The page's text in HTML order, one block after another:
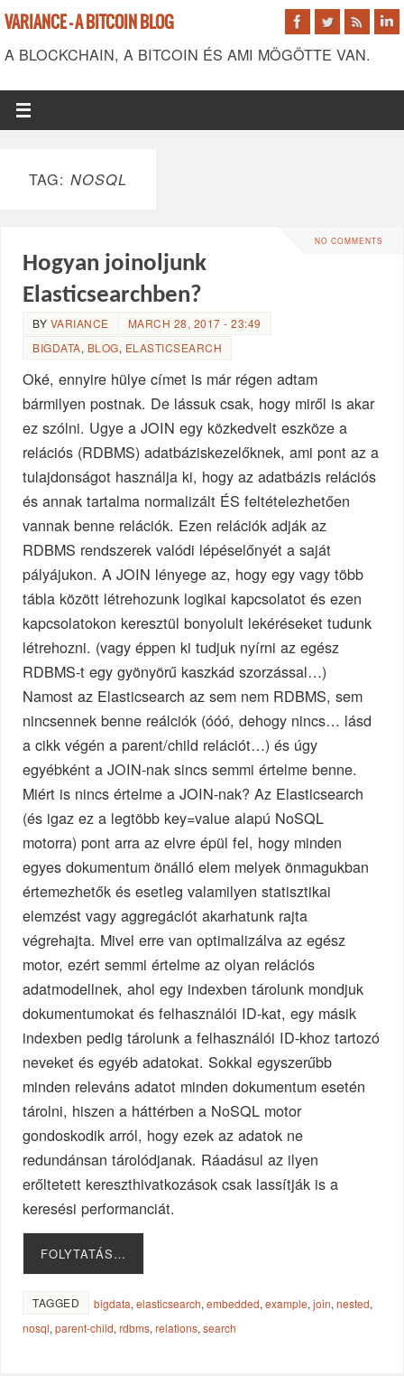
VARIANCE - A BITCOIN BLOG
A BLOCKCHAIN, A BITCOIN ÉS AMI MÖGÖTTE VAN.
TAG: NOSQL
NO COMMENTS
Hogyan joinoljunk
Elasticsearchben?
BY VARIANCE
MARCH 28, 2017 - 23:49
BIGDATA, BLOG, ELASTICSEARCH
Oké, ennyire hülye címet is már régen adtam
bármilyen postnak. De lássuk csak, hogy miről is akar
ez szólni. Ugye a JOIN egy közkedvelt eszköze a
relációs (RDBMS) adatbáziskezelőknek, ami pont az a
tulajdonságot használja ki, hogy az adatbázis relációs
és annak tartalma normalizált ÉS feltételezhetően
vannak benne relációk. Ezen relációk adják az
RDBMS rendszerek valódi lépéselőnyét a saját
pályájukon. A JOIN lényege az, hogy egy vagy több
tábla között létrehozunk logikai kapcsolatot és ezen
kapcsolatokon keresztül bonyolult lekéréseket tudunk
létrehozni. (vagy éppen ki tudjuk nyírni az egész
RDBMS-t egy gyönyörű kaszkád szorzással…)
Namost az Elasticsearch az sem nem RDBMS, sem
nincsennek benne reálciók (óóó, dehogy nincs… lásd
a cikk végén a parent/child relációt…) és úgy
egyébként a JOIN-nak sincs semmi értelme benne.
Miért is nincs értelme a JOIN-nak? Az Elasticsearch
(és igaz ez a legtöbb key=value alapú NoSQL
motorra) pont arra az elvre épül fel, hogy minden
egyes dokumentum önálló elem melyek önmagukban
értemezhetők és esetleg valamilyen statisztikai
elemzést vagy aggregációt akarhatunk rajta
végrehajta. Mivel erre van optimalizálva az egész
motor, ezért semmi értelme az olyan relációs
adatmodellnek, ahol egy indexben tárolunk mondjuk
dokumentumokat és felhasználói ID-kat, egy másik
indexben pedig tárolunk a felhasználói ID-khoz tartozó
neveket és egyéb adatokat. Sokkal egyszerűbb
minden releváns adatot minden dokumentum esetén
tárolni, hiszen a háttérben a NoSQL motor
gondoskodik arról, hogy ezek az adatok ne
redundánsan tárolódjanak. Ráadásul az ilyen
erőltetett kereszthivatkozások csak lassítják is a
keresési performanciát.
FOLYTATÁS…
TAGGED bigdata,elasticsearch,embedded,example,join,nested,
nosql,parent-child,rdbms,relations,search